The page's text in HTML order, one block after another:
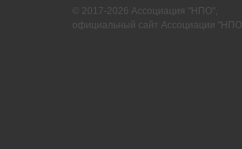
© 2017-2026 Ассоциация "НПО",
официальный сайт Ассоциации "НПО"